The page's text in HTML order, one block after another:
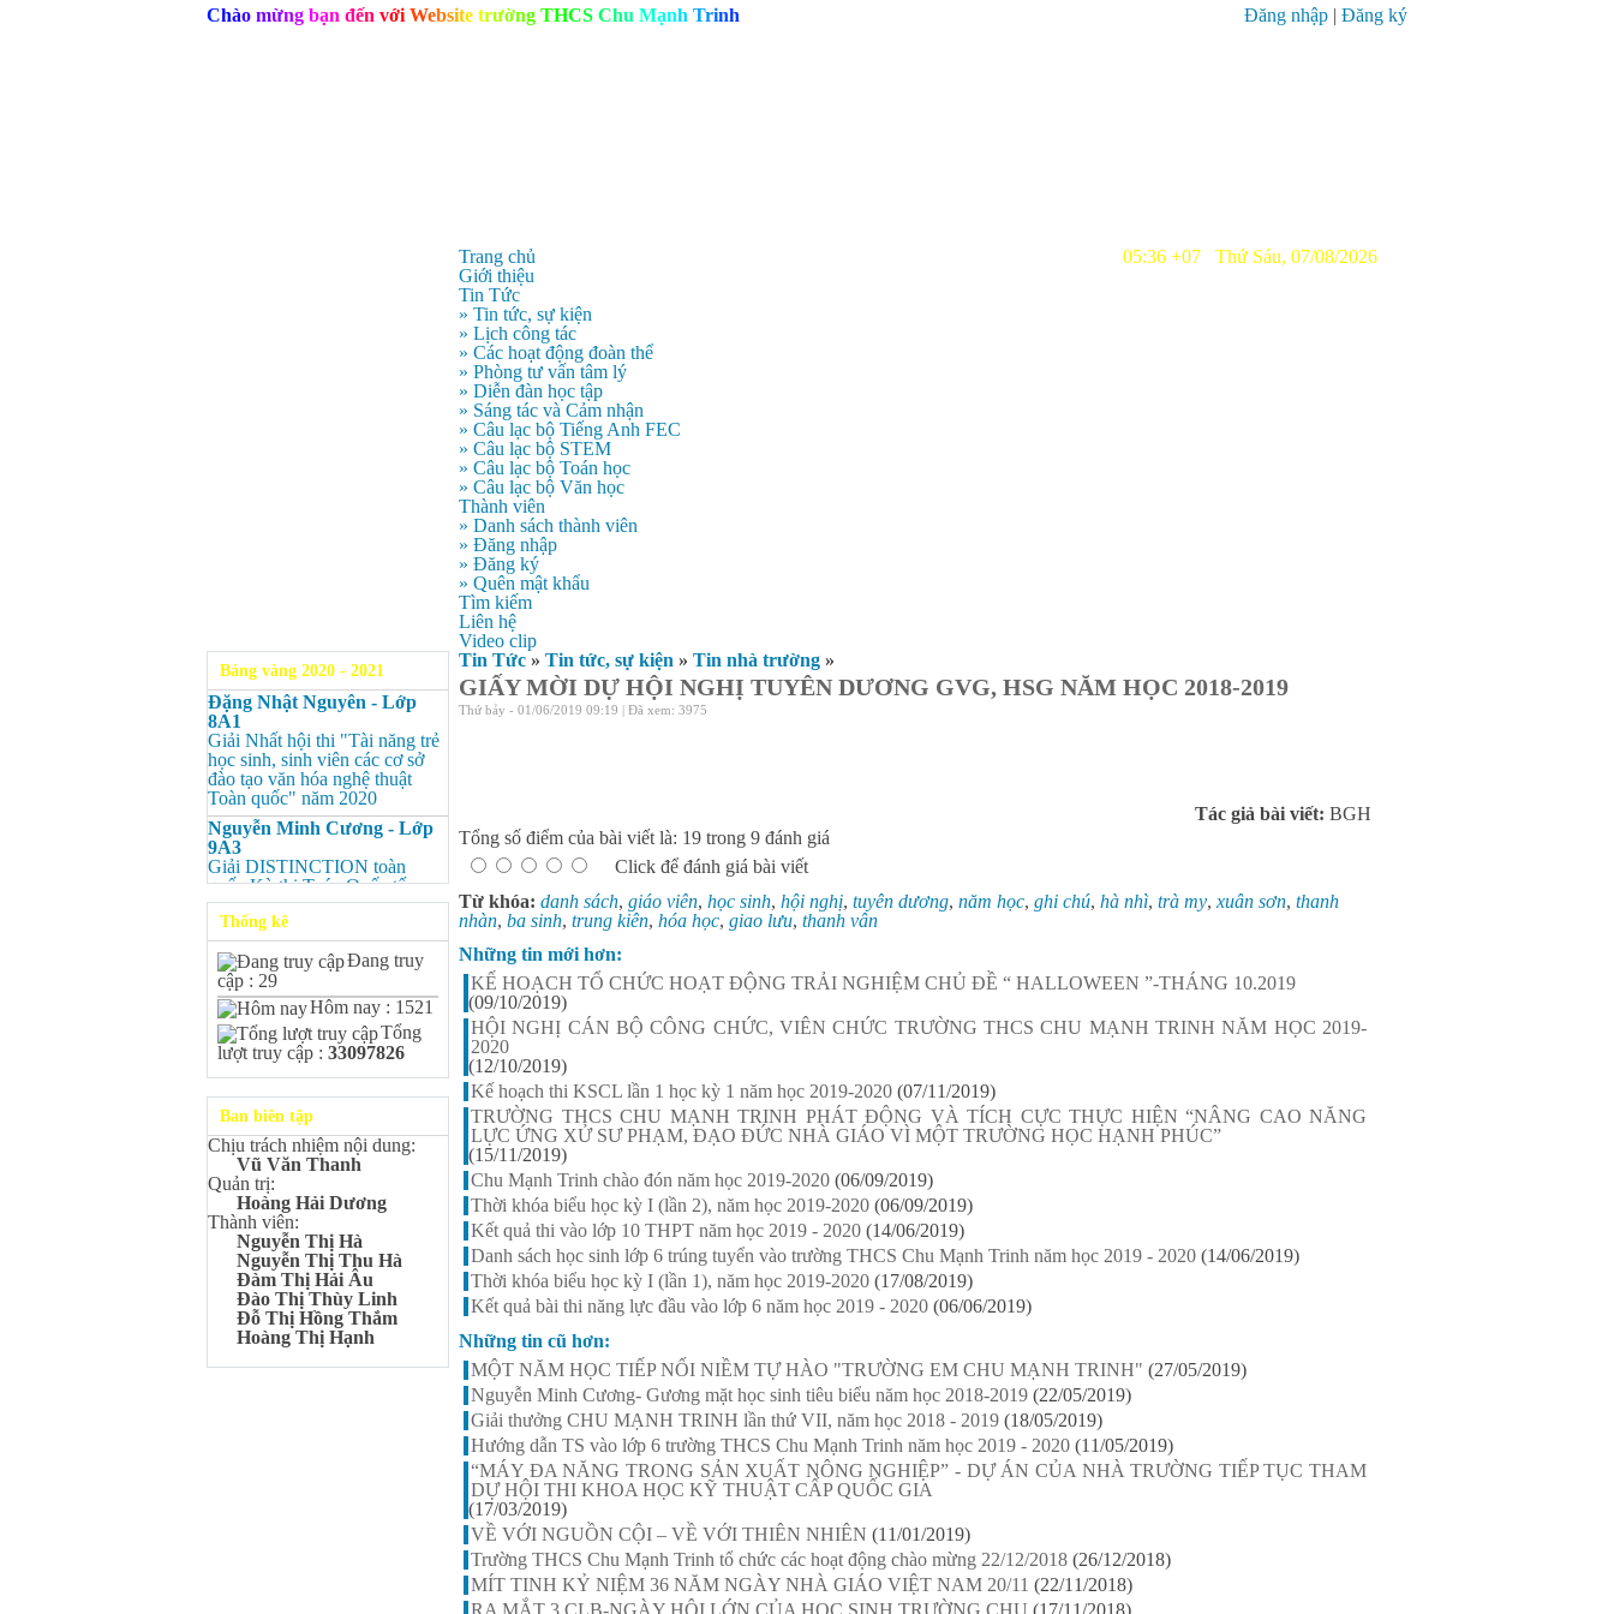
Chào mừng bạn đến với Website trường THCS Chu Mạnh Trinh Đăng nhập | Đăng ký
Trang chủ
Giới thiệu
Tin Tức
» Tin tức, sự kiện
» Lịch công tác
» Các hoạt động đoàn thể
» Phòng tư vấn tâm lý
» Diễn đàn học tập
» Sáng tác và Cảm nhận
» Câu lạc bộ Tiếng Anh FEC
» Câu lạc bộ STEM
» Câu lạc bộ Toán học
» Câu lạc bộ Văn học
Thành viên
» Danh sách thành viên
» Đăng nhập
» Đăng ký
» Quên mật khẩu
Tìm kiếm
Liên hệ
Video clip
05:36 +07 Thứ Sáu, 07/08/2026
Bảng vàng 2020 - 2021
Đặng Nhật Nguyên - Lớp
8A1
Giải Nhất hội thi "Tài năng trẻ
học sinh, sinh viên các cơ sở
đào tạo văn hóa nghệ thuật
Toàn quốc" năm 2020
Nguyễn Minh Cương - Lớp
9A3
Giải DISTINCTION toàn
quốc Kỳ thi Toán Quốc tế
Kangaroo – IKMC 2020
Nguyễn Minh Cương - Lớp
9A3
Giải Ba kỳ thi chọn HSG cấp
tỉnh môn Toán.
Bùi Quang Minh - Lớp 9A3
Giải DISTINCTION Toàn
quốc Kỳ thi Toán Quốc tế
Kangaroo – IKMC 2020
Bùi Quang Minh - Lớp 9A3
Giải Ba kỳ thi chọn HSG cấp
tỉnh môn Toán.
Đinh Anh Thư - Lớp 9A3
Giải Nhì kỳ thi chọn HSG cấp
tỉnh môn Sinh học.
Chu Quang Lượng - Lớp
9A3
Giải Ba kỳ thi chọn HSG cấp
tỉnh môn Toán.
Lê Minh Chiến- Lớp 9A3
Giải Ba kỳ thi chọn HSG cấp
tỉnh môn Sinh học.
Thống kê
Đang truy
cập : 29
Hôm nay : 1521
Tổng
lượt truy cập : 33097826
Ban biên tập
Chịu trách nhiệm nội dung:
Vũ Văn Thanh
Quản trị:
Hoàng Hải Dương
Thành viên:
Nguyễn Thị Hà
Nguyễn Thị Thu Hà
Đàm Thị Hải Âu
Đào Thị Thùy Linh
Đỗ Thị Hồng Thắm
Hoàng Thị Hạnh
Tin Tức » Tin tức, sự kiện » Tin nhà trường »
GIẤY MỜI DỰ HỘI NGHỊ TUYÊN DƯƠNG GVG, HSG NĂM HỌC 2018-2019
Thứ bảy - 01/06/2019 09:19 | Đã xem: 3975
Tác giả bài viết: BGH
Tổng số điểm của bài viết là: 19 trong 9 đánh giá
Click để đánh giá bài viết
Từ khóa: danh sách, giáo viên, học sinh, hội nghị, tuyên dương, năm học, ghi chú, hà nhì, trà my, xuân sơn, thanh
nhàn, ba sinh, trung kiên, hóa học, giao lưu, thanh vân
Những tin mới hơn:
KẾ HOẠCH TỔ CHỨC HOẠT ĐỘNG TRẢI NGHIỆM CHỦ ĐỀ “ HALLOWEEN ”-THÁNG 10.2019
(09/10/2019)
HỘI NGHỊ CÁN BỘ CÔNG CHỨC, VIÊN CHỨC TRƯỜNG THCS CHU MẠNH TRINH NĂM HỌC 2019-
2020
(12/10/2019)
Kế hoạch thi KSCL lần 1 học kỳ 1 năm học 2019-2020 (07/11/2019)
TRƯỜNG THCS CHU MẠNH TRINH PHÁT ĐỘNG VÀ TÍCH CỰC THỰC HIỆN “NÂNG CAO NĂNG
LỰC ỨNG XỬ SƯ PHẠM, ĐẠO ĐỨC NHÀ GIÁO VÌ MỘT TRƯỜNG HỌC HẠNH PHÚC”
(15/11/2019)
Chu Mạnh Trinh chào đón năm học 2019-2020 (06/09/2019)
Thời khóa biểu học kỳ I (lần 2), năm học 2019-2020 (06/09/2019)
Kết quả thi vào lớp 10 THPT năm học 2019 - 2020 (14/06/2019)
Danh sách học sinh lớp 6 trúng tuyển vào trường THCS Chu Mạnh Trinh năm học 2019 - 2020 (14/06/2019)
Thời khóa biểu học kỳ I (lần 1), năm học 2019-2020 (17/08/2019)
Kết quả bài thi năng lực đầu vào lớp 6 năm học 2019 - 2020 (06/06/2019)
Những tin cũ hơn:
MỘT NĂM HỌC TIẾP NỐI NIỀM TỰ HÀO "TRƯỜNG EM CHU MẠNH TRINH" (27/05/2019)
Nguyễn Minh Cương- Gương mặt học sinh tiêu biểu năm học 2018-2019 (22/05/2019)
Giải thưởng CHU MẠNH TRINH lần thứ VII, năm học 2018 - 2019 (18/05/2019)
Hướng dẫn TS vào lớp 6 trường THCS Chu Mạnh Trinh năm học 2019 - 2020 (11/05/2019)
“MÁY ĐA NĂNG TRONG SẢN XUẤT NÔNG NGHIỆP” - DỰ ÁN CỦA NHÀ TRƯỜNG TIẾP TỤC THAM
DỰ HỘI THI KHOA HỌC KỸ THUẬT CẤP QUỐC GIA
(17/03/2019)
VỀ VỚI NGUỒN CỘI – VỀ VỚI THIÊN NHIÊN (11/01/2019)
Trường THCS Chu Mạnh Trinh tổ chức các hoạt động chào mừng 22/12/2018 (26/12/2018)
MÍT TINH KỶ NIỆM 36 NĂM NGÀY NHÀ GIÁO VIỆT NAM 20/11 (22/11/2018)
RA MẮT 3 CLB-NGÀY HỘI LỚN CỦA HỌC SINH TRƯỜNG CHU (17/11/2018)